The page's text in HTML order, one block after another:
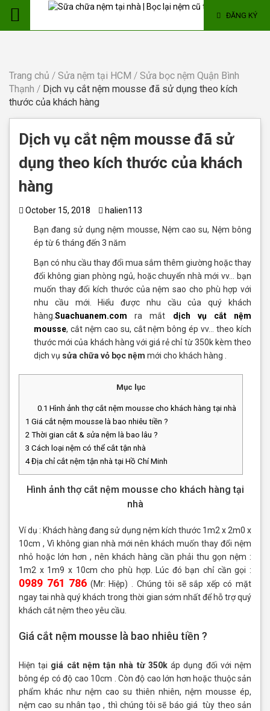
ĐĂNG KÝ
Trang chủ / Sửa nệm tại HCM / Sửa bọc nệm Quận Bình
Thạnh / Dịch vụ cắt nệm mousse đã sử dụng theo kích
thước của khách hàng
Dịch vụ cắt nệm mousse đã sử
dụng theo kích thước của khách
hàng
October 15, 2018
halien113
Bạn đang sử dụng nệm mousse, Nệm cao su, Nệm bông
ép từ 6 tháng đến 3 năm
Bạn có nhu cầu thay đổi mua sắm thêm giường hoặc thay
đổi không gian phòng ngủ, hoặc chuyển nhà mới vv… bạn
muốn thay đổi kích thước của nệm sao cho phù hợp với
nhu cầu mới. Hiểu được nhu cầu của quý khách
hàng. Suachuanem.com ra mắt dịch vụ cắt nệm
mousse, cắt nệm cao su, cắt nệm bông ép vv… theo kích
thước mới của khách hàng với giá rẻ chỉ từ 350k kèm theo
dịch vụ sửa chữa vỏ bọc nệm mới cho khách hàng .
Mục lục
0.1 Hình ảnh thợ cắt nệm mousse cho khách hàng tại nhà
1 Giá cắt nệm mousse là bao nhiêu tiền ?
2 Thời gian cắt & sửa nệm là bao lâu ?
3 Cách loại nệm có thể cắt tận nhà
4Địa chỉ cắt nệm tận nhà tại Hồ Chí Minh
Hình ảnh thợ cắt nệm mousse cho khách hàng tại
nhà
Ví dụ : Khách hàng đang sử dụng nệm kích thước 1m2 x 2m0 x
10cm , Vì không gian nhà mới nên khách muốn thay đổi nệm
nhỏ hoặc lớn hơn , nên khách hàng cần phải thu gọn nệm :
1m2 x 1m9 x 10cm cho phù hợp. Lúc đó bạn chỉ cần gọi :
0989 761 786 (Mr: Hiệp) . Chúng tôi sẽ sắp xếp có mặt
ngay tai nhà quý khách trong thời gian sớm nhất để hỗ trợ quý
khách cắt nệm theo yêu cầu.
Giá cắt nệm mousse là bao nhiêu tiền ?
Hiện tại giá cắt nệm tận nhà từ 350káp dụng đối với nệm
bông ép có độ cao 10cm . Còn độ cao lớn hơn hoặc thuộc sản
phẩm khác như nệm cao su thiên nhiên, nệm mousse ép,
nệm cao su nhân tạo , thì chúng tôi sẽ báo giá tùy theo sản